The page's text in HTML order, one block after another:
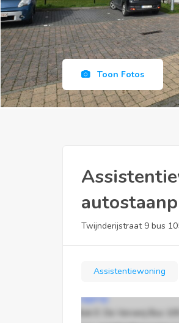
Toon Fotos
Twijnderijstraat 9 bus
Assistentiewoning
Ligging:
Blok E: De Ververij Bus